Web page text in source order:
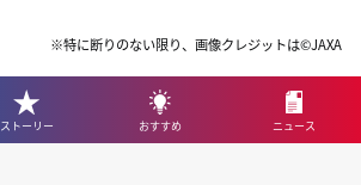
※特に断りのない限り、画像クレジットは©JAXA
ストーリー おすすめ ニュース